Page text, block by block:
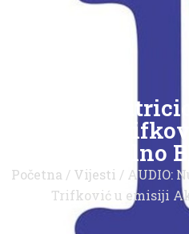
AUDIO:
Maja
Aktuelno
Početna / Vijesti / AUDIO:
Trifković u emisiji